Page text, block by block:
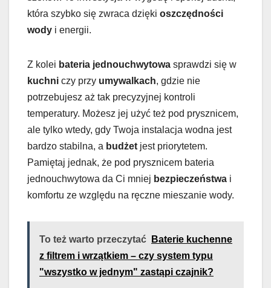
która szybko się zwraca dzięki oszczędności
wody i energii.
Z kolei bateria jednouchwytowa sprawdzi się w
kuchni czy przy umywalkach, gdzie nie
potrzebujesz aż tak precyzyjnej kontroli
temperatury. Możesz jej użyć też pod prysznicem,
ale tylko wtedy, gdy Twoja instalacja wodna jest
bardzo stabilna, a budżet jest priorytetem.
Pamiętaj jednak, że pod prysznicem bateria
jednouchwytowa da Ci mniej bezpieczeństwa i
komfortu ze względu na ręczne mieszanie wody.
To też warto przeczytać
Baterie kuchenne
z filtrem i wrzątkiem – czy system typu
"wszystko w jednym" zastąpi czajnik?